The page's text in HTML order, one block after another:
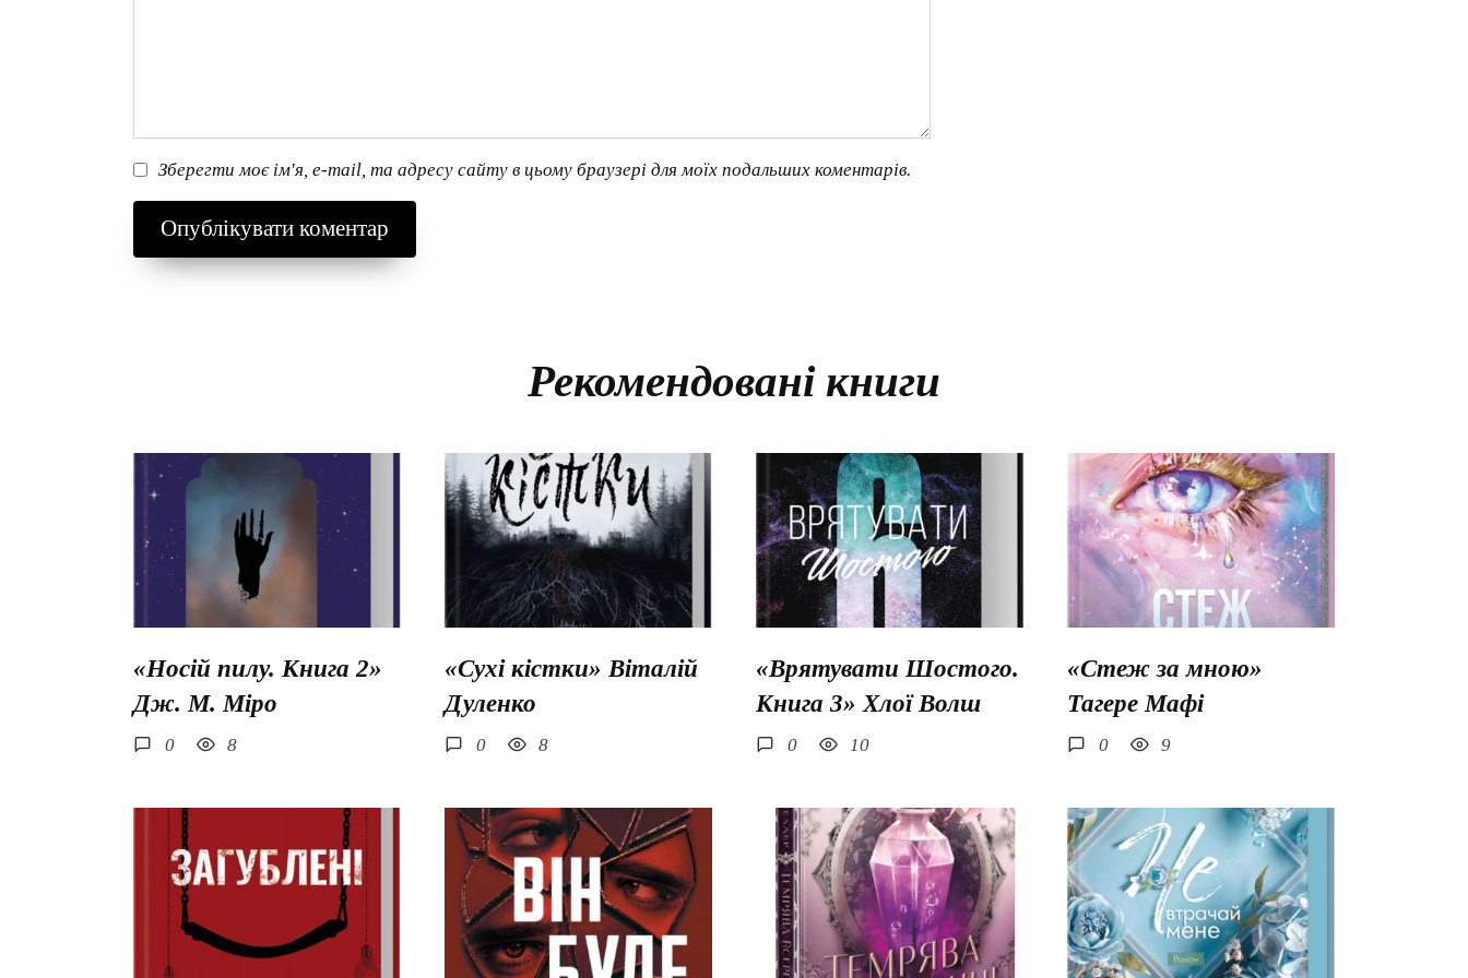
Зберегти моє ім'я, e-mail, та адресу сайту в цьому браузері для моїх подальших коментарів.
Рекомендовані книги
«Носій пилу. Книга 2»
Дж. М. Міро
0 8
«Сухі кістки» Віталій
Дуленко
0 8
«Врятувати Шостого.
Книга 3» Хлої Волш
0 10
«Стеж за мною»
Тагере Мафі
0 9